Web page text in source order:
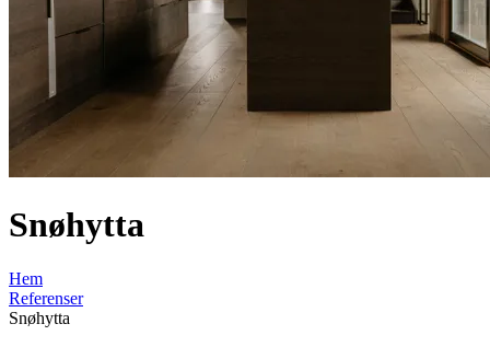
Snøhytta
Hem
Referenser
Snøhytta